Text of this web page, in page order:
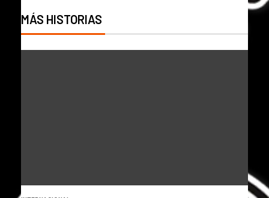
MÁS HISTORIAS